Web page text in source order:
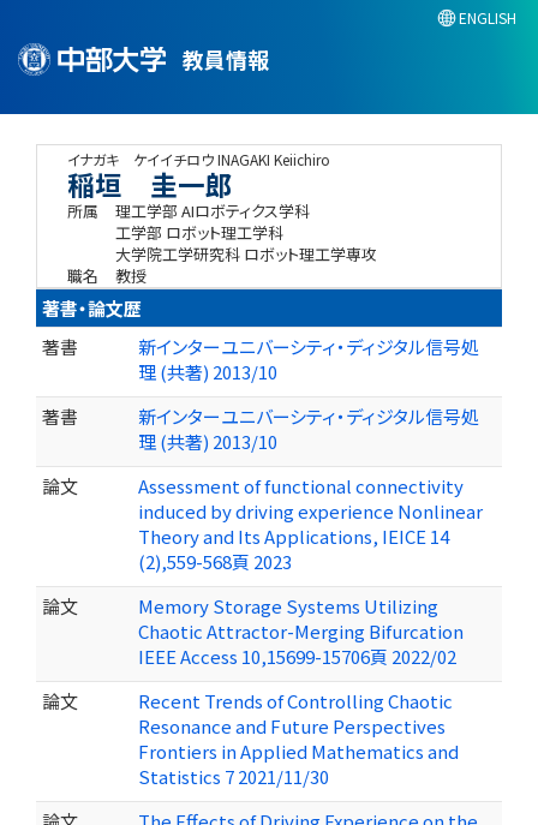
教員情報
ENGLISH
イナガキ ケイイチロウINAGAKI Keiichiro
稲垣 圭一郎
所属
理工学部 AIロボティクス学科
工学部 ロボット理工学科
大学院工学研究科 ロボット理工学専攻
職名
教授
著書・論文歴
著書
新インターユニバーシティ・ディジタル信号処
理 (共著) 2013/10
著書
新インターユニバーシティ・ディジタル信号処
理 (共著) 2013/10
論文
Assessment of functional connectivity
induced by driving experience Nonlinear
Theory and Its Applications, IEICE 14
(2),559-568頁 2023
論文
Memory Storage Systems Utilizing
Chaotic Attractor-Merging Bifurcation
IEEE Access 10,15699-15706頁 2022/02
論文
Recent Trends of Controlling Chaotic
Resonance and Future Perspectives
Frontiers in Applied Mathematics and
Statistics 7 2021/11/30